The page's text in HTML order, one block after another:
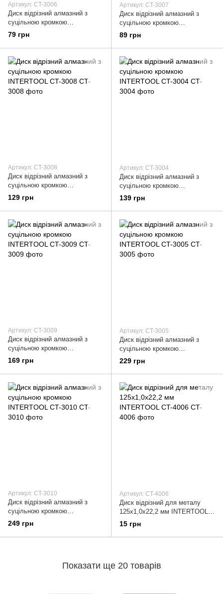
Артикул: CT-3006
Диск відрізний алмазний з
суцільною кромкою
INTERTOOL CT-3006
79 грн
Артикул: CT-3007
Диск відрізний алмазний з
суцільною кромкою
INTERTOOL CT-3007
89 грн
Артикул: CT-3008
Диск відрізний алмазний з
суцільною кромкою
INTERTOOL CT-3008
129 грн
Артикул: CT-3004
Диск відрізний алмазний з
суцільною кромкою
INTERTOOL CT-3004
139 грн
Артикул: CT-3009
Диск відрізний алмазний з
суцільною кромкою
INTERTOOL CT-3009
169 грн
Артикул: CT-3005
Диск відрізний алмазний з
суцільною кромкою
INTERTOOL CT-3005
229 грн
Артикул: CT-3010
Диск відрізний алмазний з
суцільною кромкою
INTERTOOL CT-3010
249 грн
Артикул: CT-4006
Диск відрізний для металу
125x1,0x22,2 мм INTERTOOL
CT-4006
15 грн
Показати ще 20 товарів